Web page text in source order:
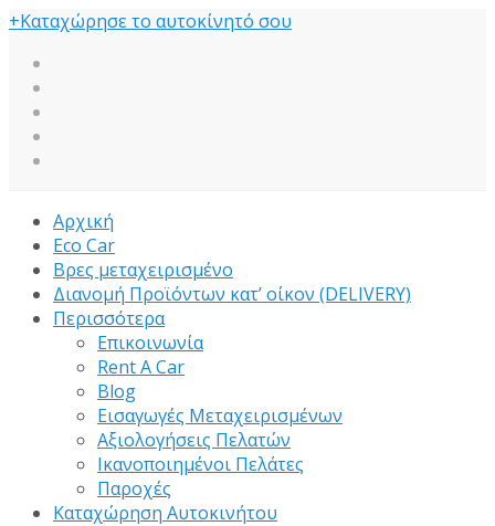
+Καταχώρησε το αυτοκίνητό σου
Αρχική
Eco Car
Βρες μεταχειρισμένο
Διανομή Προϊόντων κατ’ οίκον (DELIVERY)
Περισσότερα
Επικοινωνία
Rent A Car
Blog
Εισαγωγές Μεταχειρισμένων
Αξιολογήσεις Πελατών
Ικανοποιημένοι Πελάτες
Παροχές
Καταχώρηση Αυτοκινήτου